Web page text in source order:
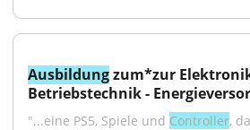
Ausbildung zum*zur
Betriebstechnik -
"...eine PS5, Spiele und Controller,